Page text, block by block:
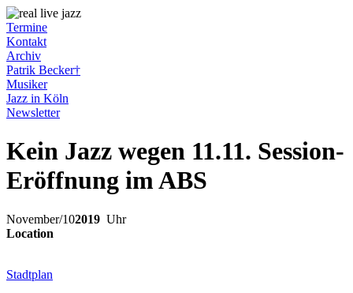
Termine
Kontakt
Archiv
Patrik Becker†
Musiker
Jazz in Köln
Newsletter
Kein Jazz wegen 11.11. Session-
Eröffnung im ABS
November/102019 Uhr
Location
Stadtplan